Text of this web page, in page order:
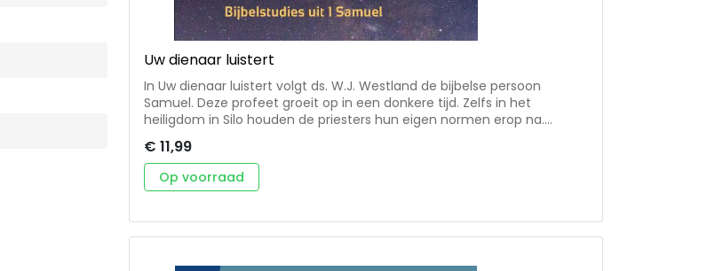
Uw dienaar luistert
In Uw dienaar luistert volgt ds. W.J. Westland de bijbelse persoon
Samuel. Deze profeet groeit op in een donkere tijd. Zelfs in het
heiligdom in Silo houden de priesters hun eigen normen erop na.
geroepen om Zijn woorden door te geven. We leren van Samuel om
gehoorzaam te luisteren naar God, ook al is de weg die God gaat voor
ons soms moeilijk te volgen. De acht bijbelstudies zijn voorzien van
kringen in de gemeente.
€ 11,99
Op voorraad